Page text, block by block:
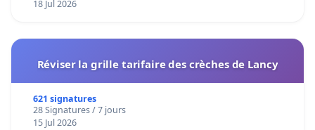
18 Jul 2026
Réviser la grille tarifaire des crèches de Lancy
621 signatures
28 Signatures / 7 jours
15 Jul 2026